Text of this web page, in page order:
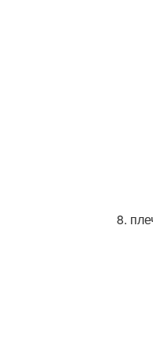
8.